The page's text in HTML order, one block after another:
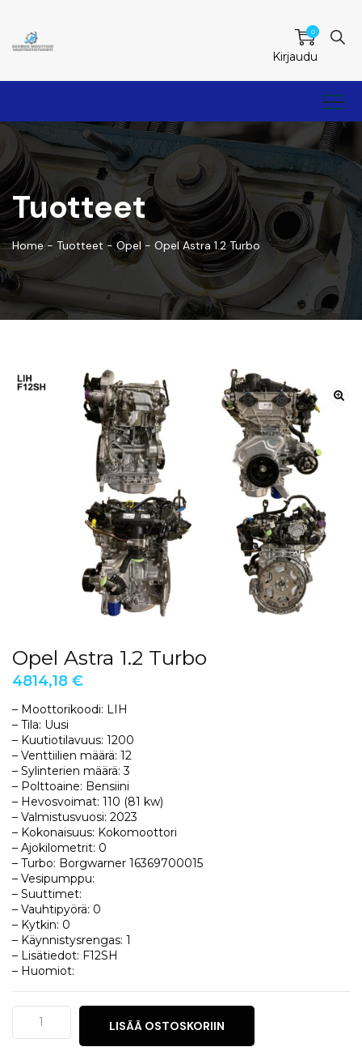
0
Kirjaudu
Tuotteet
Home- Tuotteet -Opel - Opel Astra 1.2 Turbo
Opel Astra 1.2 Turbo
4814,18 €
– Moottorikoodi: LIH
– Tila: Uusi
– Kuutiotilavuus: 1200
– Venttiilien määrä: 12
– Sylinterien määrä: 3
– Polttoaine: Bensiini
– Hevosvoimat: 110 (81 kw)
– Valmistusvuosi: 2023
– Kokonaisuus: Kokomoottori
– Ajokilometrit: 0
– Turbo: Borgwarner 16369700015
– Vesipumppu:
– Suuttimet:
– Vauhtipyörä: 0
– Kytkin: 0
– Käynnistysrengas: 1
– Lisätiedot: F12SH
– Huomiot:
Opel
Astra
1.2
LISÄÄ OSTOSKORIIN